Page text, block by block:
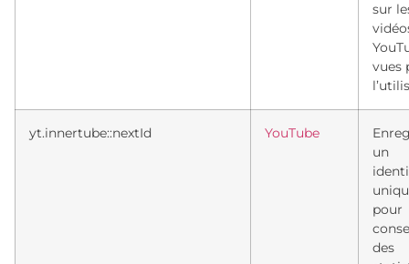
sur
vues
yt.innertube::nextId YouTube
un
pour
des